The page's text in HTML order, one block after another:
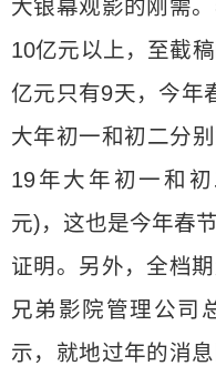
大银幕观影的刚需
10亿元以上，至截
亿元只有9天，今年
大年初一和初二分
19年大年初一和
元)，这也是今年春
证明。另外，全档
兄弟影院管理公司
示，就地过年的消